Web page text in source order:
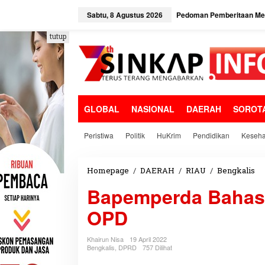
e
k
o
n
t
e
n
Sabtu, 8 Agustus 2026 Pedoman Pemberitaan
GLOBAL NASIONAL DAERAH
Peristiwa Politik HuKrim Pendidikan
tutup
Homepage / DAERAH / RIAU / Bengkalis
p
e
Bapemperda
OPD
Khairun Nisa
19 April 2022
Bengkalis DPRD 757 Dilihat